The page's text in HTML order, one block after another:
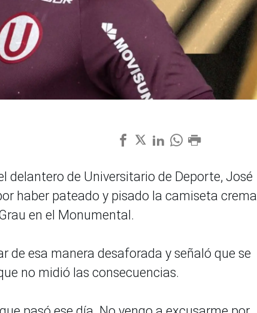
delantero de Universitario de Deporte, José
haber pateado y pisado la camiseta crema
en el Monumental.
de esa manera desaforada y señaló que se
no midió las consecuencias.